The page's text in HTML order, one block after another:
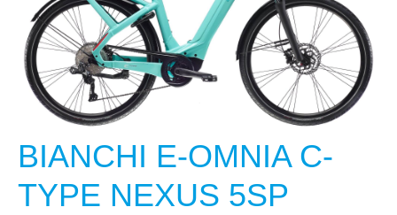
BIANCHI E-OMNIA C-
TYPE NEXUS 5SP